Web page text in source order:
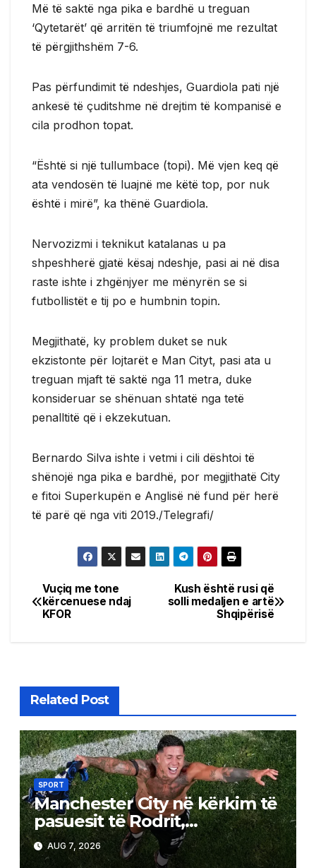
Më të saktë nga pika e bardhë u treguan
‘Qytetarët’ që arritën të triumfojnë me rezultat
të përgjithshëm 7-6.
Pas përfundimit të ndeshjes, Guardiola pati një
ankesë të çuditshme në drejtim të kompanisë e
cila prodhon topat.
“Është si një tullumbace (topi). Më vjen keq që
ata vendosën të luajnë me këtë top, por nuk
është i mirë”, ka thënë Guardiola.
Nervozizmi i teknikut katalanas u pa
shpeshherë gjatë kësaj ndeshje, pasi ai në disa
raste ishte i zhgënjyer me mënyrën se si
futbollistët e tij po e humbnin topin.
Megjithatë, ky problem duket se nuk
ekzistonte për lojtarët e Man Cityt, pasi ata u
treguan mjaft të saktë nga 11 metra, duke
konsideruar se shënuan shtatë nga tetë
penalltitë që i ekzekutuan.
Bernardo Silva ishte i vetmi i cili dështoi të
shënojë nga pika e bardhë, por megjithatë City
e fitoi Superkupën e Anglisë në fund për herë
të parë që nga viti 2019./Telegrafi/
Post
navigation
Kush është rusi që
solli medaljen e artë
Shqipërisë
Vuçiq me tone
kërcenuese ndaj
KFOR
Related Post
SPORT
Manchester City në kërkim të
pasuesit të Rodrit,
argjentinasi është objektivi
kryesor
AUG 7, 2026